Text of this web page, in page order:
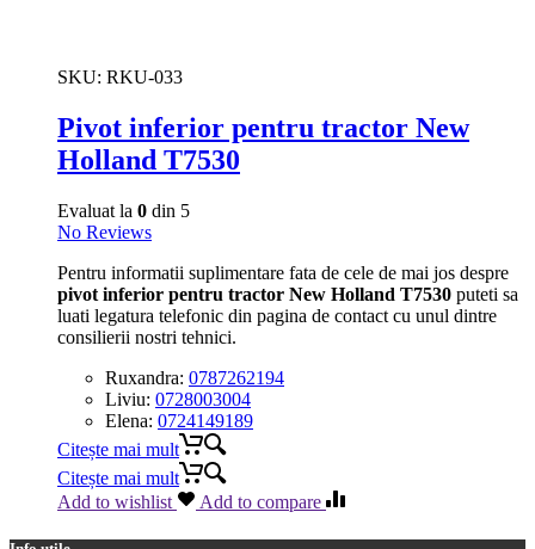
SKU: RKU-033
Pivot inferior pentru tractor New
Holland T7530
Evaluat la 0 din 5
No Reviews
Pentru informatii suplimentare fata de cele de mai jos despre
pivot inferior pentru tractor New Holland T7530 puteti sa
luati legatura telefonic din pagina de contact cu unul dintre
consilierii nostri tehnici.
Ruxandra: 0787262194
Liviu: 0728003004
Elena: 0724149189
Citește mai mult
Citește mai mult
Add to wishlist
Add to compare